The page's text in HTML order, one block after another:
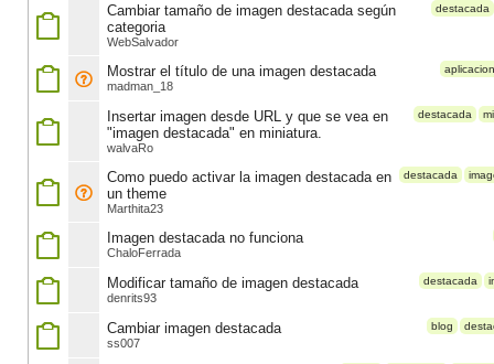
destacada
Cambiar tamaño de imagen destacada según
categoria
WebSalvador
Mostrar el título de una imagen destacada
madman_18
destacada
Insertar imagen desde URL y que se vea en
"imagen destacada" en miniatura.
walvaRo
destacada
Como puedo activar la imagen destacada en
un theme
Marthita23
Imagen destacada no funciona
ChaloFerrada
destacada
Modificar tamaño de imagen destacada
denrits93
blog
Cambiar imagen destacada
ss007